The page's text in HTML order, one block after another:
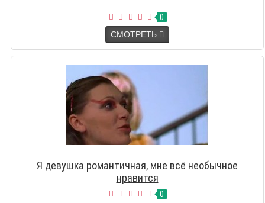
0
СМОТРЕТЬ
Я девушка романтичная, мне всё необычное
нравится
0